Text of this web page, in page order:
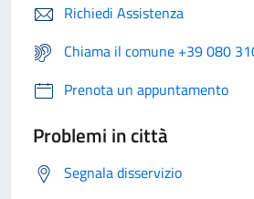
Richiedi Assistenza
Chiama il comune +39 080
Prenota un appuntamento
Problemi in città
Segnala disservizio